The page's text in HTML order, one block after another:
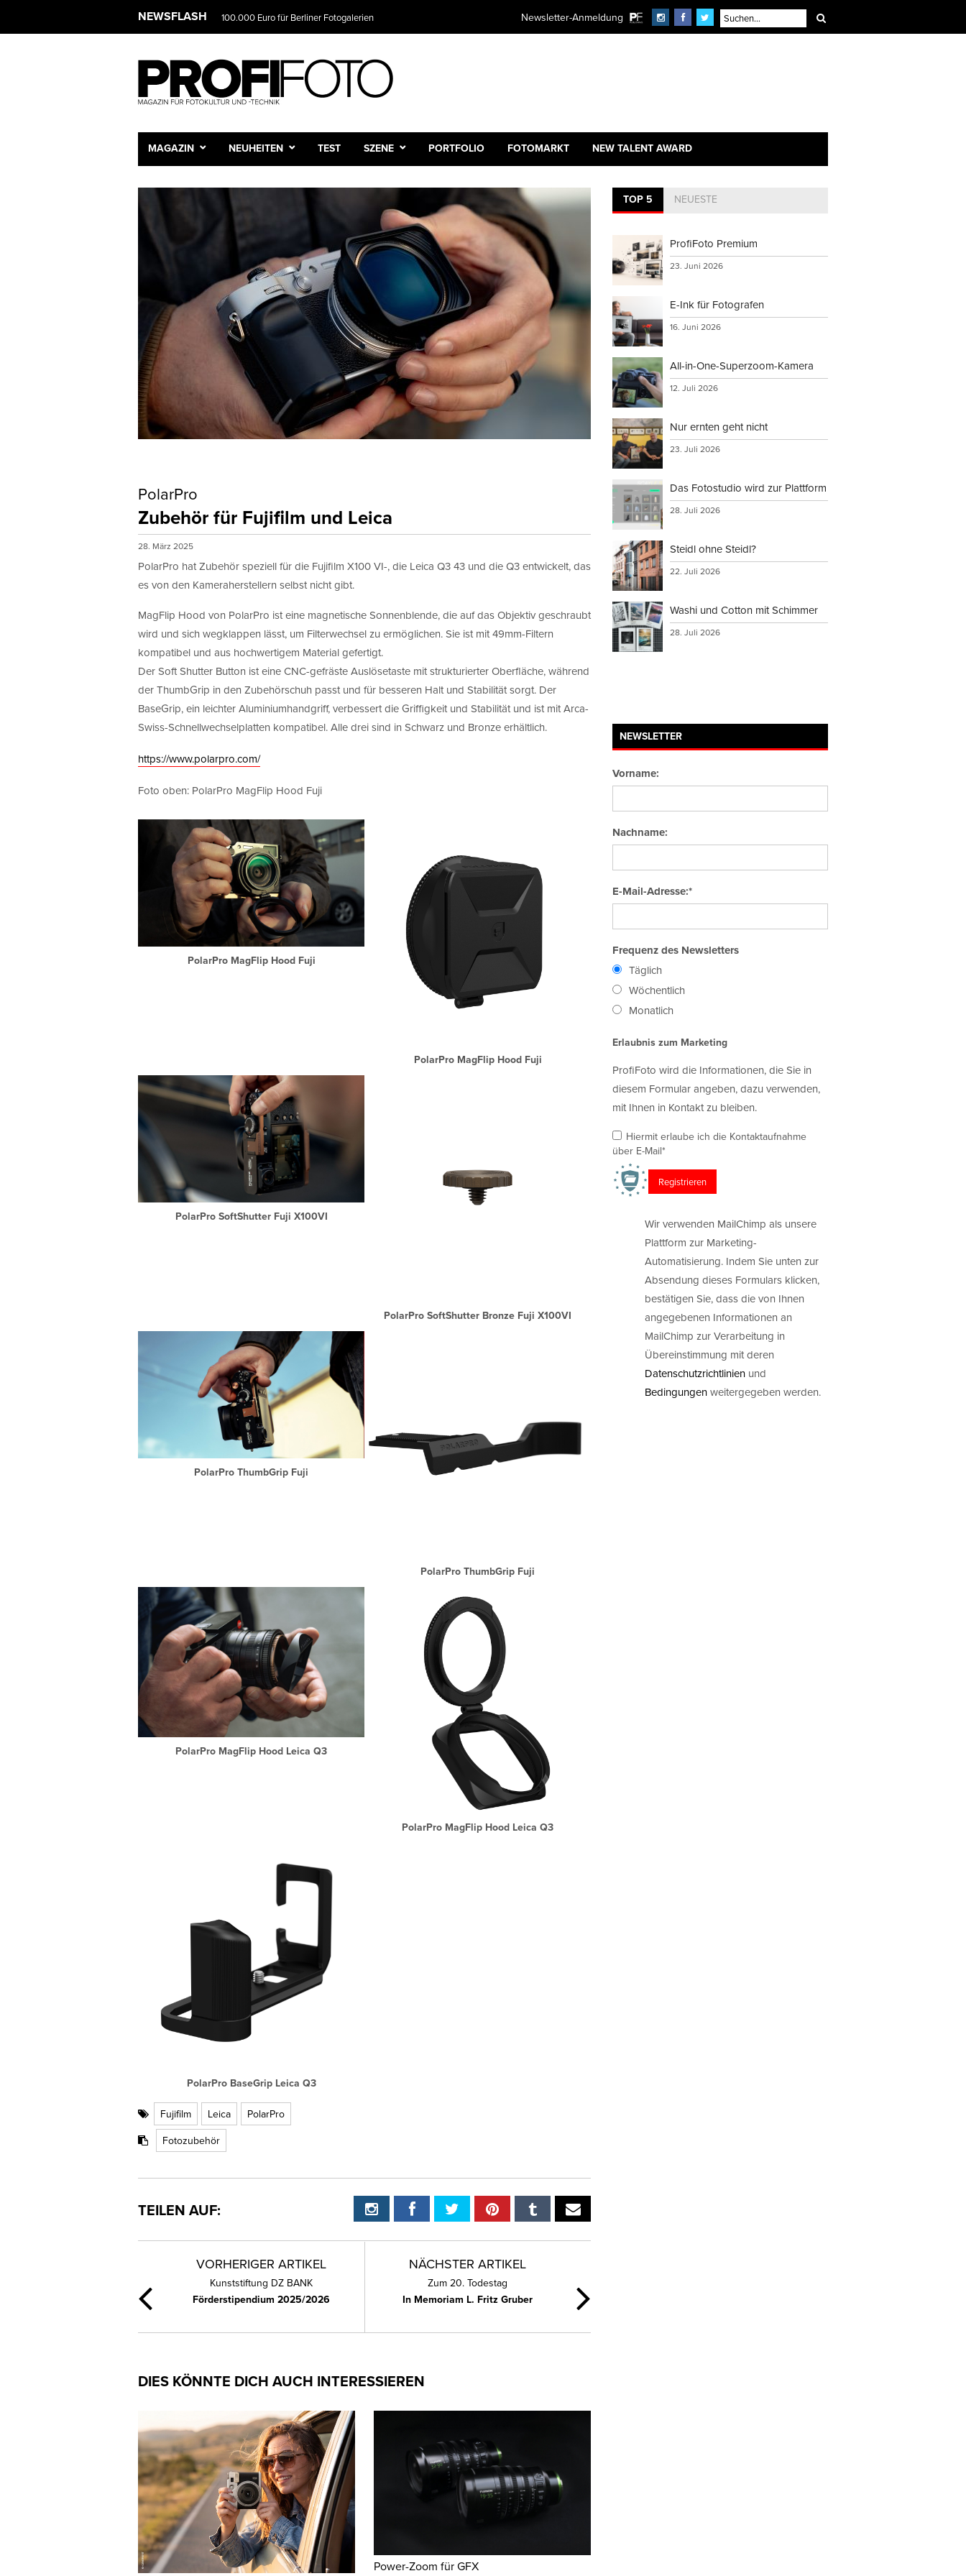
NEWSFLASH Das Fotostudio wird zur Plattform Newsletter-Anmeldung
MAGAZIN NEUHEITEN TEST SZENE PORTFOLIO FOTOMARKT NEW TALENT AWARD
PolarPro
Zubehör für Fujifilm und Leica
28. März 2025
PolarPro hat Zubehör speziell für die Fujifilm X100 VI-, die Leica Q3 43 und die Q3 entwickelt, das
es von den Kameraherstellern selbst nicht gibt.
MagFlip Hood von PolarPro ist eine magnetische Sonnenblende, die auf das Objektiv geschraubt
wird und sich wegklappen lässt, um Filterwechsel zu ermöglichen. Sie ist mit 49mm-Filtern
kompatibel und aus hochwertigem Material gefertigt.
Der Soft Shutter Button ist eine CNC-gefräste Auslösetaste mit strukturierter Oberfläche, während
der ThumbGrip in den Zubehörschuh passt und für besseren Halt und Stabilität sorgt. Der
BaseGrip, ein leichter Aluminiumhandgriff, verbessert die Griffigkeit und Stabilität und ist mit Arca-
Swiss-Schnellwechselplatten kompatibel. Alle drei sind in Schwarz und Bronze erhältlich.
https://www.polarpro.com/
Foto oben: PolarPro MagFlip Hood Fuji
PolarPro MagFlip Hood Fuji
PolarPro MagFlip Hood Fuji
PolarPro SoftShutter Fuji X100VI
PolarPro SoftShutter Bronze Fuji X100VI
PolarPro ThumbGrip Fuji
PolarPro ThumbGrip Fuji
PolarPro MagFlip Hood Leica Q3
PolarPro MagFlip Hood Leica Q3
PolarPro BaseGrip Leica Q3
Fujifilm Leica
PolarPro
Fotozubehör
TEILEN AUF:
VORHERIGER ARTIKEL
Kunststiftung DZ BANK
Förderstipendium 2025/2026
NÄCHSTER ARTIKEL
Zum 20. Todestag
In Memoriam L. Fritz Gruber
DIES KÖNNTE DICH AUCH INTERESSIEREN
Power-Zoom für GFX
TOP 5 NEUESTE
ProfiFoto Premium
23. Juni 2026
E-Ink für Fotografen
16. Juni 2026
All-in-One-Superzoom-Kamera
12. Juli 2026
Nur ernten geht nicht
23. Juli 2026
Das Fotostudio wird zur Plattform
28. Juli 2026
Steidl ohne Steidl?
22. Juli 2026
Washi und Cotton mit Schimmer
28. Juli 2026
NEWSLETTER
Vorname:
Nachname:
E-Mail-Adresse:*
Frequenz des Newsletters
Täglich
Wöchentlich
Monatlich
Erlaubnis zum Marketing
ProfiFoto wird die Informationen, die Sie in
diesem Formular angeben, dazu verwenden,
mit Ihnen in Kontakt zu bleiben.
Hiermit erlaube ich die Kontaktaufnahme
über E-Mail*
Wir verwenden MailChimp als unsere
Plattform zur Marketing-
Automatisierung. Indem Sie unten zur
Absendung dieses Formulars klicken,
bestätigen Sie, dass die von Ihnen
angegebenen Informationen an
MailChimp zur Verarbeitung in
Übereinstimmung mit deren
Datenschutzrichtlinien und
Bedingungenweitergegeben werden.
Wir informieren Sie kostenlos über alle Themen rund um Fotografie und Fototechnik
und Sie entscheiden natürlich selbst wie oft.
Vorname:
Nachname:
Frequenz des Newsletters
Täglich
Wöchentlich
Monatlich
Erlaubnis zum Marketing
ProfiFoto wird die Informationen, die Sie in diesem Formular angeben, dazu verwenden,
mit Ihnen in Kontakt zu bleiben.
Hiermit erlaube ich die Kontaktaufnahme über E-Mail*
Wir verwenden MailChimp als unsere Plattform zur Marketing-
Automatisierung. Indem Sie unten zur Absendung dieses Formulars
klicken, bestätigen Sie, dass die von Ihnen angegebenen Informationen an
MailChimp zur Verarbeitung in Übereinstimmung mit deren
DatenschutzrichtlinienundBedingungenweitergegeben werden.